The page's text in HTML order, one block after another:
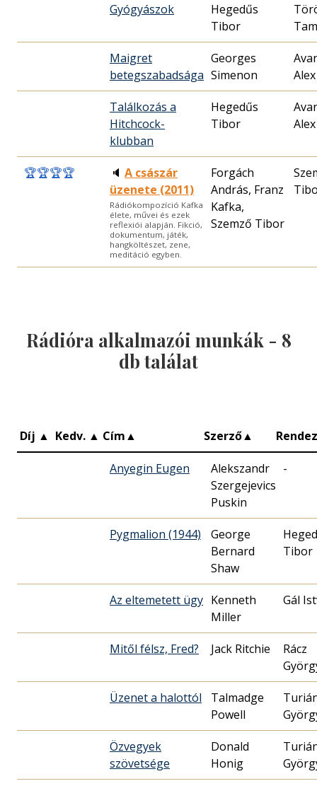
Gyógyászok
Hegedűs
Tibor
Maigret
betegszabadsága
Georges
Simenon
Alex
Találkozás a
Hitchcock-
klubban
Hegedűs
Tibor
Alex
🏆🏆🏆🏆 🔈 A császár
üzenete (2011)
Rádiókompozíció Kafka
élete, művei és ezek
reflexiói alapján. Fikció,
dokumentum, játék,
hangköltészet, zene,
meditáció egyben.
Forgách
András, Franz
Kafka,
Szemző Tibor
Rádióra alkalmazói munkák - 8
db találat
Díj ▲ Kedv. ▲ Cím▲ Szerző▲
Anyegin Eugen
Alekszandr
Szergejevics
Puskin
-
Pygmalion (1944)
George
Bernard
Shaw
Tibor
Az eltemetett ügy Kenneth
Miller
Gál
Mitől félsz, Fred? Jack Ritchie
Rácz
Üzenet a halottól
Talmadge
Powell
Özvegyek
szövetsége
Donald
Honig